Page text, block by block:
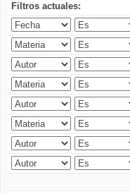
Filtros actuales: